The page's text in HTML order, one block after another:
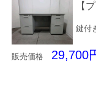
【
鍵付
販売価格 29,700